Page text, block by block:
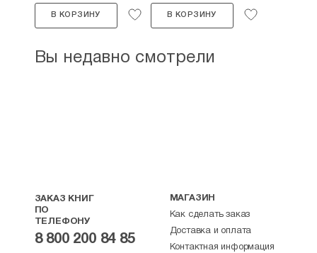
В КОРЗИНУ В КОРЗИНУ
Вы недавно смотрели
ЗАКАЗ КНИГ
ПО
ТЕЛЕФОНУ
8 800 200 84 85
МАГАЗИН
Как сделать заказ
Доставка и оплата
Контактная информация